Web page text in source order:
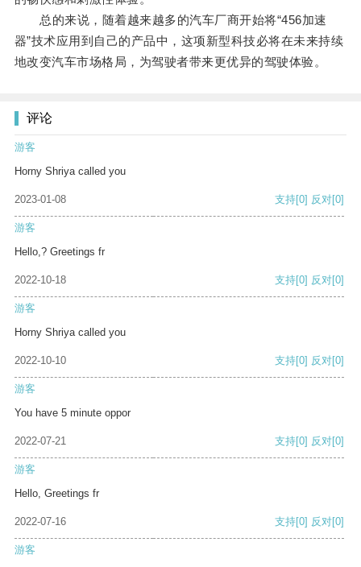
总的来说，随着越来越多的汽车厂商开始将“456加速
器”技术应用到自己的产品中，这项新型科技必将在未来持续
地改变汽车市场格局，为驾驶者带来更优异的驾驶体验。
评论
游客
Horny Shriya called you
2023-01-08 支持[0] 反对[0]
游客
Hello,? Greetings fr
2022-10-18 支持[0] 反对[0]
游客
Horny Shriya called you
2022-10-10 支持[0] 反对[0]
游客
You have 5 minute oppor
2022-07-21 支持[0] 反对[0]
游客
Hello, Greetings fr
2022-07-16 支持[0] 反对[0]
游客